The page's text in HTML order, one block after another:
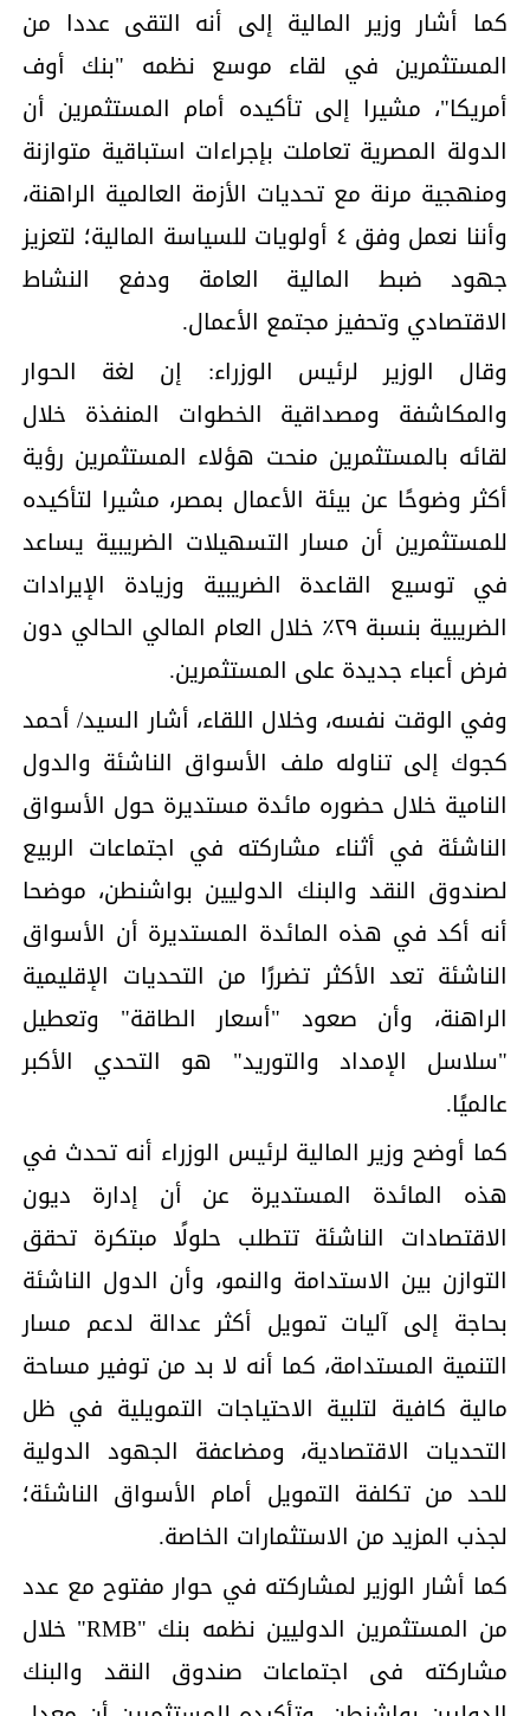
كما أشار وزير المالية إلى أنه التقى عددا من
المستثمرين في لقاء موسع نظمه "بنك أوف
أمريكا"، مشيرا إلى تأكيده أمام المستثمرين أن
الدولة المصرية تعاملت بإجراءات استباقية متوازنة
ومنهجية مرنة مع تحديات الأزمة العالمية الراهنة،
وأننا نعمل وفق ٤ أولويات للسياسة المالية؛ لتعزيز
جهود ضبط المالية العامة ودفع النشاط
الاقتصادي وتحفيز مجتمع الأعمال.
وقال الوزير لرئيس الوزراء: إن لغة الحوار
والمكاشفة ومصداقية الخطوات المنفذة خلال
لقائه بالمستثمرين منحت هؤلاء المستثمرين رؤية
أكثر وضوحًا عن بيئة الأعمال بمصر، مشيرا لتأكيده
للمستثمرين أن مسار التسهيلات الضريبية يساعد
في توسيع القاعدة الضريبية وزيادة الإيرادات
الضريبية بنسبة ٢٩٪ خلال العام المالي الحالي دون
فرض أعباء جديدة على المستثمرين.
وفي الوقت نفسه، وخلال اللقاء، أشار السيد/ أحمد
كجوك إلى تناوله ملف الأسواق الناشئة والدول
النامية خلال حضوره مائدة مستديرة حول الأسواق
الناشئة في أثناء مشاركته في اجتماعات الربيع
لصندوق النقد والبنك الدوليين بواشنطن، موضحا
أنه أكد في هذه المائدة المستديرة أن الأسواق
الناشئة تعد الأكثر تضررًا من التحديات الإقليمية
الراهنة، وأن صعود "أسعار الطاقة" وتعطيل
"سلاسل الإمداد والتوريد" هو التحدي الأكبر
عالميًا.
كما أوضح وزير المالية لرئيس الوزراء أنه تحدث في
هذه المائدة المستديرة عن أن إدارة ديون
الاقتصادات الناشئة تتطلب حلولًا مبتكرة تحقق
التوازن بين الاستدامة والنمو، وأن الدول الناشئة
بحاجة إلى آليات تمويل أكثر عدالة لدعم مسار
التنمية المستدامة، كما أنه لا بد من توفير مساحة
مالية كافية لتلبية الاحتياجات التمويلية في ظل
التحديات الاقتصادية، ومضاعفة الجهود الدولية
للحد من تكلفة التمويل أمام الأسواق الناشئة؛
لجذب المزيد من الاستثمارات الخاصة.
كما أشار الوزير لمشاركته في حوار مفتوح مع عدد
من المستثمرين الدوليين نظمه بنك "RMB" خلال
مشاركته فى اجتماعات صندوق النقد والبنك